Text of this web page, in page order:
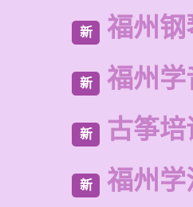
新 福州钢
新 福州学
新 古筝
新 福州学